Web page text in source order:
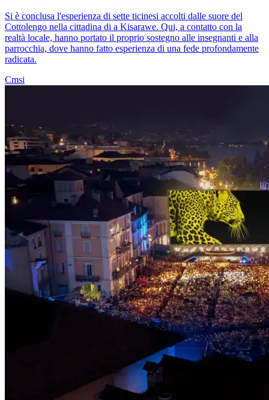
Si è conclusa l'esperienza di sette ticinesi accolti dalle suore del
Cottolengo nella cittadina di a Kisarawe. Qui, a contatto con la
realtà locale, hanno portato il proprio sostegno alle insegnanti e alla
parrocchia, dove hanno fatto esperienza di una fede profondamente
radicata.
Cmsi